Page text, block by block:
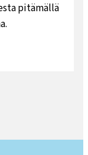
pitämällä